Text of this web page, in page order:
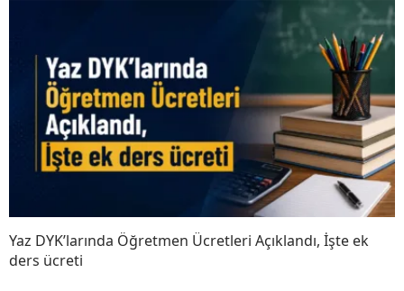
Yaz DYK’larında Öğretmen Ücretleri Açıklandı, İşte ek
ders ücreti